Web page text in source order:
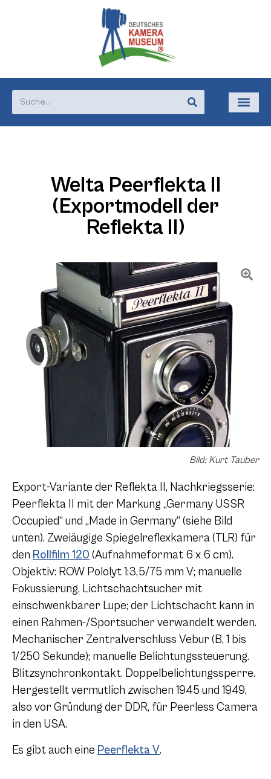
Welta Peerflekta II
(Exportmodell der
Reflekta II)
Bild: Kurt Tauber
Export-Variante der Reflekta II, Nachkriegsserie:
Peerflekta II mit der Markung „Germany USSR
Occupied“ und „Made in Germany“ (siehe Bild
unten). Zweiäugige Spiegelreflexkamera (TLR) für
den Rollfilm 120 (Aufnahmeformat 6 x 6 cm).
Objektiv: ROW Pololyt 1:3,5/75 mm V; manuelle
Fokussierung. Lichtschachtsucher mit
einschwenkbarer Lupe; der Lichtschacht kann in
einen Rahmen-/Sportsucher verwandelt werden.
Mechanischer Zentralverschluss Vebur (B, 1 bis
1/250 Sekunde); manuelle Belichtungssteuerung.
Blitzsynchronkontakt. Doppelbelichtungssperre.
Hergestellt vermutlich zwischen 1945 und 1949,
also vor Gründung der DDR, für Peerless Camera
in den USA.
Es gibt auch eine Peerflekta V.